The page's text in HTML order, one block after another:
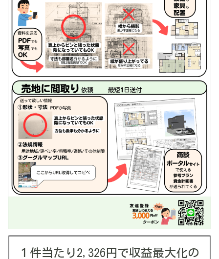
１件当たり2,326円で収益最大化の